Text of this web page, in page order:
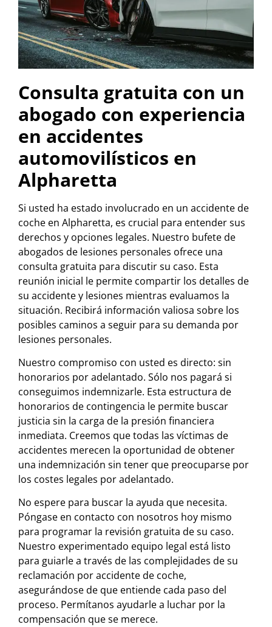
Consulta gratuita con un
abogado con experiencia
en accidentes
automovilísticos en
Alpharetta
Si usted ha estado involucrado en un accidente de
coche en Alpharetta, es crucial para entender sus
derechos y opciones legales. Nuestro bufete de
abogados de lesiones personales ofrece una
consulta gratuita para discutir su caso. Esta
reunión inicial le permite compartir los detalles de
su accidente y lesiones mientras evaluamos la
situación. Recibirá información valiosa sobre los
posibles caminos a seguir para su demanda por
lesiones personales.
Nuestro compromiso con usted es directo: sin
honorarios por adelantado. Sólo nos pagará si
conseguimos indemnizarle. Esta estructura de
honorarios de contingencia le permite buscar
justicia sin la carga de la presión financiera
inmediata. Creemos que todas las víctimas de
accidentes merecen la oportunidad de obtener
una indemnización sin tener que preocuparse por
los costes legales por adelantado.
No espere para buscar la ayuda que necesita.
Póngase en contacto con nosotros hoy mismo
para programar la revisión gratuita de su caso.
Nuestro experimentado equipo legal está listo
para guiarle a través de las complejidades de su
reclamación por accidente de coche,
asegurándose de que entiende cada paso del
proceso. Permítanos ayudarle a luchar por la
compensación que se merece.